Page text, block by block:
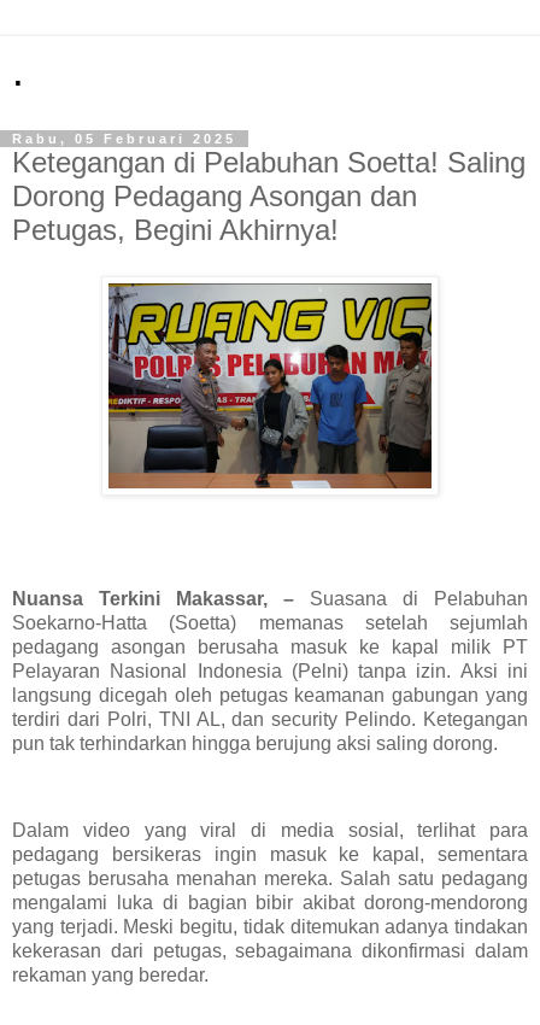
.
Rabu, 05 Februari 2025
Ketegangan di Pelabuhan Soetta! Saling
Dorong Pedagang Asongan dan
Petugas, Begini Akhirnya!
Nuansa Terkini Makassar, – Suasana di Pelabuhan
Soekarno-Hatta (Soetta) memanas setelah sejumlah
pedagang asongan berusaha masuk ke kapal milik PT
Pelayaran Nasional Indonesia (Pelni) tanpa izin. Aksi ini
langsung dicegah oleh petugas keamanan gabungan yang
terdiri dari Polri, TNI AL, dan security Pelindo. Ketegangan
pun tak terhindarkan hingga berujung aksi saling dorong.
Dalam video yang viral di media sosial, terlihat para
pedagang bersikeras ingin masuk ke kapal, sementara
petugas berusaha menahan mereka. Salah satu pedagang
mengalami luka di bagian bibir akibat dorong-mendorong
yang terjadi. Meski begitu, tidak ditemukan adanya tindakan
kekerasan dari petugas, sebagaimana dikonfirmasi dalam
rekaman yang beredar.